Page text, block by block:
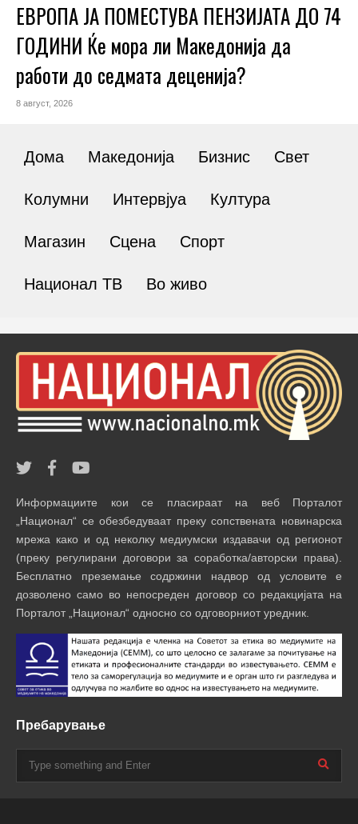
ЕВРОПА ЈА ПОМЕСТУВА ПЕНЗИЈАТА ДО 74
ГОДИНИ Ќе мора ли Македонија да
работи до седмата деценија?
8 август, 2026
Дома Македонија Бизнис Свет
Колумни Интервјуа Култура
Магазин Сцена Спорт
Национал ТВ Во живо
Информациите кои се пласираат на веб Порталот
„Национал“ се обезбедуваат преку сопствената новинарска
мрежа како и од неколку медиумски издавачи од регионот
(преку регулирани договори за соработка/авторски права).
Бесплатно преземање содржини надвор од условите е
дозволено само во непосреден договор со редакцијата на
Порталот „Национал“ односно со одговорниот уредник.
Пребарување